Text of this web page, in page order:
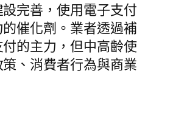
完善，使用電子支付
催化劑。業者透過補
的主力，但中高齡使
、消費者行為與商業